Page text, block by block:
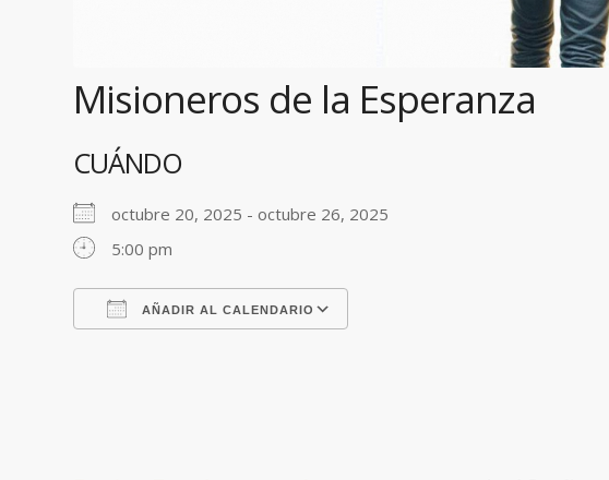
Misioneros de la Esperanza
CUÁNDO
octubre 20, 2025 - octubre 26, 2025
5:00 pm
AÑADIR AL CALENDARIO